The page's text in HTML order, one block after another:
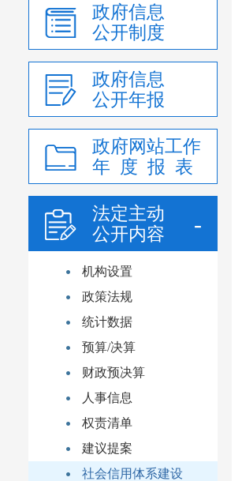
政府信息
公开制度
政府信息
公开年报
政府网站工作
年 度 报 表
法定主动
公开内容
机构设置
政策法规
统计数据
预算/决算
财政预决算
人事信息
权责清单
建议提案
社会信用体系建设